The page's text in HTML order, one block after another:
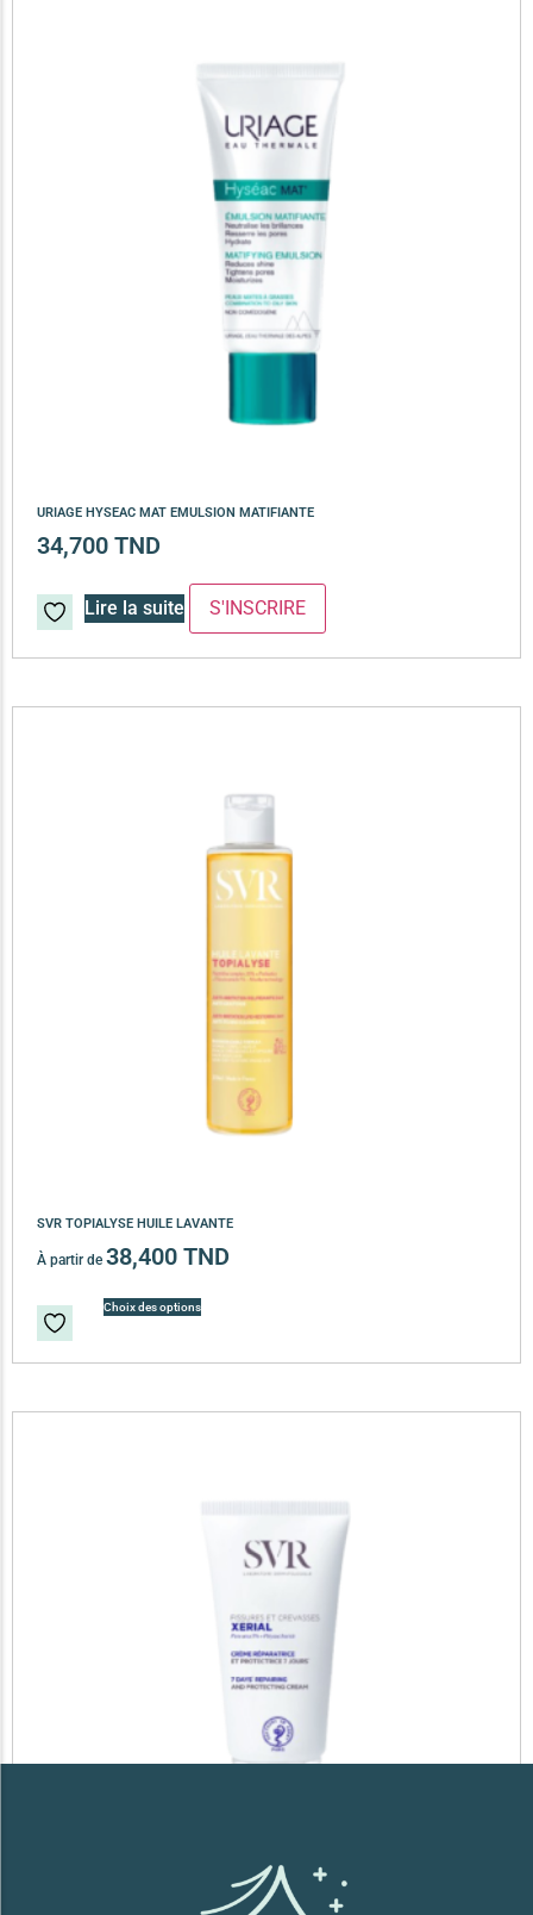
SVR TOPIALYSE HUILE LAVANTE
À partir de 38,400 TND
Choix des options
URIAGE HYSEAC MAT EMULSION MATIFIANTE
34,700 TND
Lire la suite